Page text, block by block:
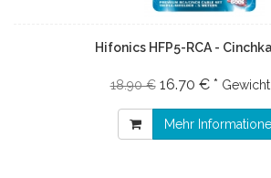
Hifonics HFP5-RCA -
18.90 € 16.70 € * Gewicht
Mehr